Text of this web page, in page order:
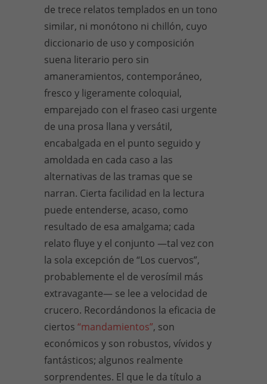
de trece relatos templados en un tono
similar, ni monótono ni chillón, cuyo
diccionario de uso y composición
suena literario pero sin
amaneramientos, contemporáneo,
fresco y ligeramente coloquial,
emparejado con el fraseo casi urgente
de una prosa llana y versátil,
encabalgada en el punto seguido y
amoldada en cada caso a las
alternativas de las tramas que se
narran. Cierta facilidad en la lectura
puede entenderse, acaso, como
resultado de esa amalgama; cada
relato fluye y el conjunto —tal vez con
la sola excepción de “Los cuervos”,
probablemente el de verosímil más
extravagante— se lee a velocidad de
crucero. Recordándonos la eficacia de
ciertos “mandamientos”, son
económicos y son robustos, vívidos y
fantásticos; algunos realmente
sorprendentes. El que le da título a